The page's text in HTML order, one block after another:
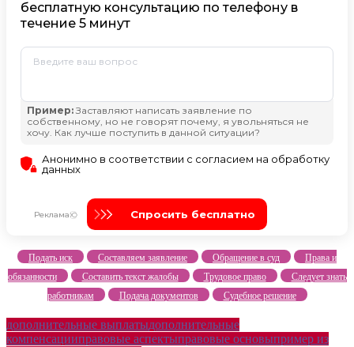
Подать иск Составляем заявление Обращение в суд
Права и
обязанности
Составить текст жалобы Трудовое право
Следует знать
работникам
Подача документов Судебное решение
дополнительные выплатыдополнительные
компенсацииправовые аспектыправовые основыпример из